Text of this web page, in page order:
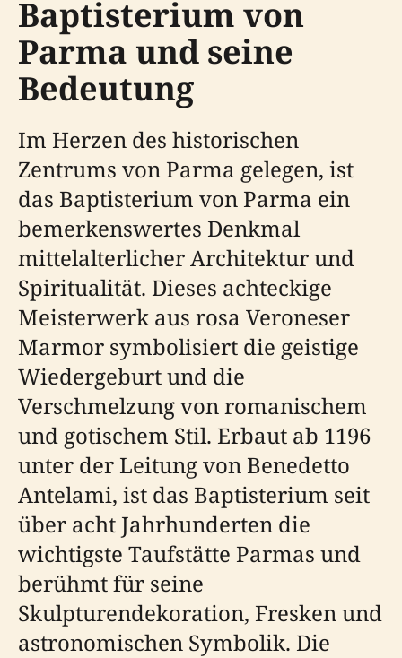
Baptisterium von
Parma und seine
Bedeutung
Im Herzen des historischen
Zentrums von Parma gelegen, ist
das Baptisterium von Parma ein
bemerkenswertes Denkmal
mittelalterlicher Architektur und
Spiritualität. Dieses achteckige
Meisterwerk aus rosa Veroneser
Marmor symbolisiert die geistige
Wiedergeburt und die
Verschmelzung von romanischem
und gotischem Stil. Erbaut ab 1196
unter der Leitung von Benedetto
Antelami, ist das Baptisterium seit
über acht Jahrhunderten die
wichtigste Taufstätte Parmas und
berühmt für seine
Skulpturendekoration, Fresken und
astronomischen Symbolik. Die